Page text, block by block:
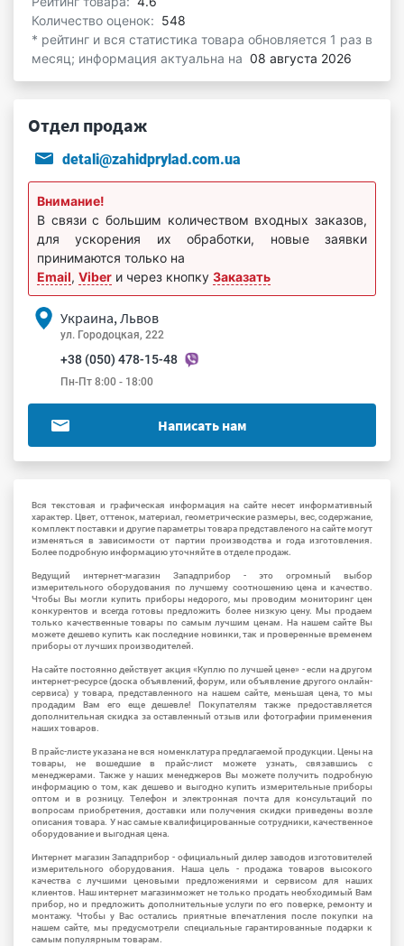
Количество оценок: 548
* рейтинг и вся статистика товара обновляется 1 раз в
месяц; информация актуальна на 08 августа 2026
Отдел продаж
detali@zahidprylad.com.ua
Внимание!
В связи с большим количеством входных заказов,
для ускорения их обработки, новые заявки
принимаются только на
Email, Viber и через кнопку Заказать
Украина, Львов
ул. Городоцкая, 222
+38 (050) 478-15-48
Пн-Пт 8:00 - 18:00
Написать нам
Вся текстовая и графическая информация на сайте несет информативный
характер. Цвет, оттенок, материал, геометрические размеры, вес, содержание,
комплект поставки и другие параметры товара представленого на сайте могут
изменяться в зависимости от партии производства и года изготовления.
Более подробную информацию уточняйте в отделе продаж.
Ведущий интернет-магазин Западприбор - это огромный выбор
измерительного оборудования по лучшему соотношению цена и качество.
Чтобы Вы могли купить приборы недорого, мы проводим мониторинг цен
конкурентов и всегда готовы предложить более низкую цену. Мы продаем
только качественные товары по самым лучшим ценам. На нашем сайте Вы
можете дешево купить как последние новинки, так и проверенные временем
приборы от лучших производителей.
На сайте постоянно действует акция «Куплю по лучшей цене» - если на другом
интернет-ресурсе (доска объявлений, форум, или объявление другого онлайн-
сервиса) у товара, представленного на нашем сайте, меньшая цена, то мы
продадим Вам его еще дешевле! Покупателям также предоставляется
дополнительная скидка за оставленный отзыв или фотографии применения
наших товаров.
В прайс-листе указана не вся номенклатура предлагаемой продукции. Цены на
товары, не вошедшие в прайс-лист можете узнать, связавшись с
менеджерами. Также у наших менеджеров Вы можете получить подробную
информацию о том, как дешево и выгодно купить измерительные приборы
оптом и в розницу. Телефон и электронная почта для консультаций по
вопросам приобретения, доставки или получения скидки приведены возле
описания товара. У нас самые квалифицированные сотрудники, качественное
оборудование и выгодная цена.
Интернет магазин Западприбор - официальный дилер заводов изготовителей
измерительного оборудования. Наша цель - продажа товаров высокого
качества с лучшими ценовыми предложениями и сервисом для наших
клиентов. Наш интернет магазинможет не только продать необходимый Вам
прибор, но и предложить дополнительные услуги по его поверке, ремонту и
монтажу. Чтобы у Вас остались приятные впечатления после покупки на
нашем сайте, мы предусмотрели специальные гарантированные подарки к
самым популярным товарам.